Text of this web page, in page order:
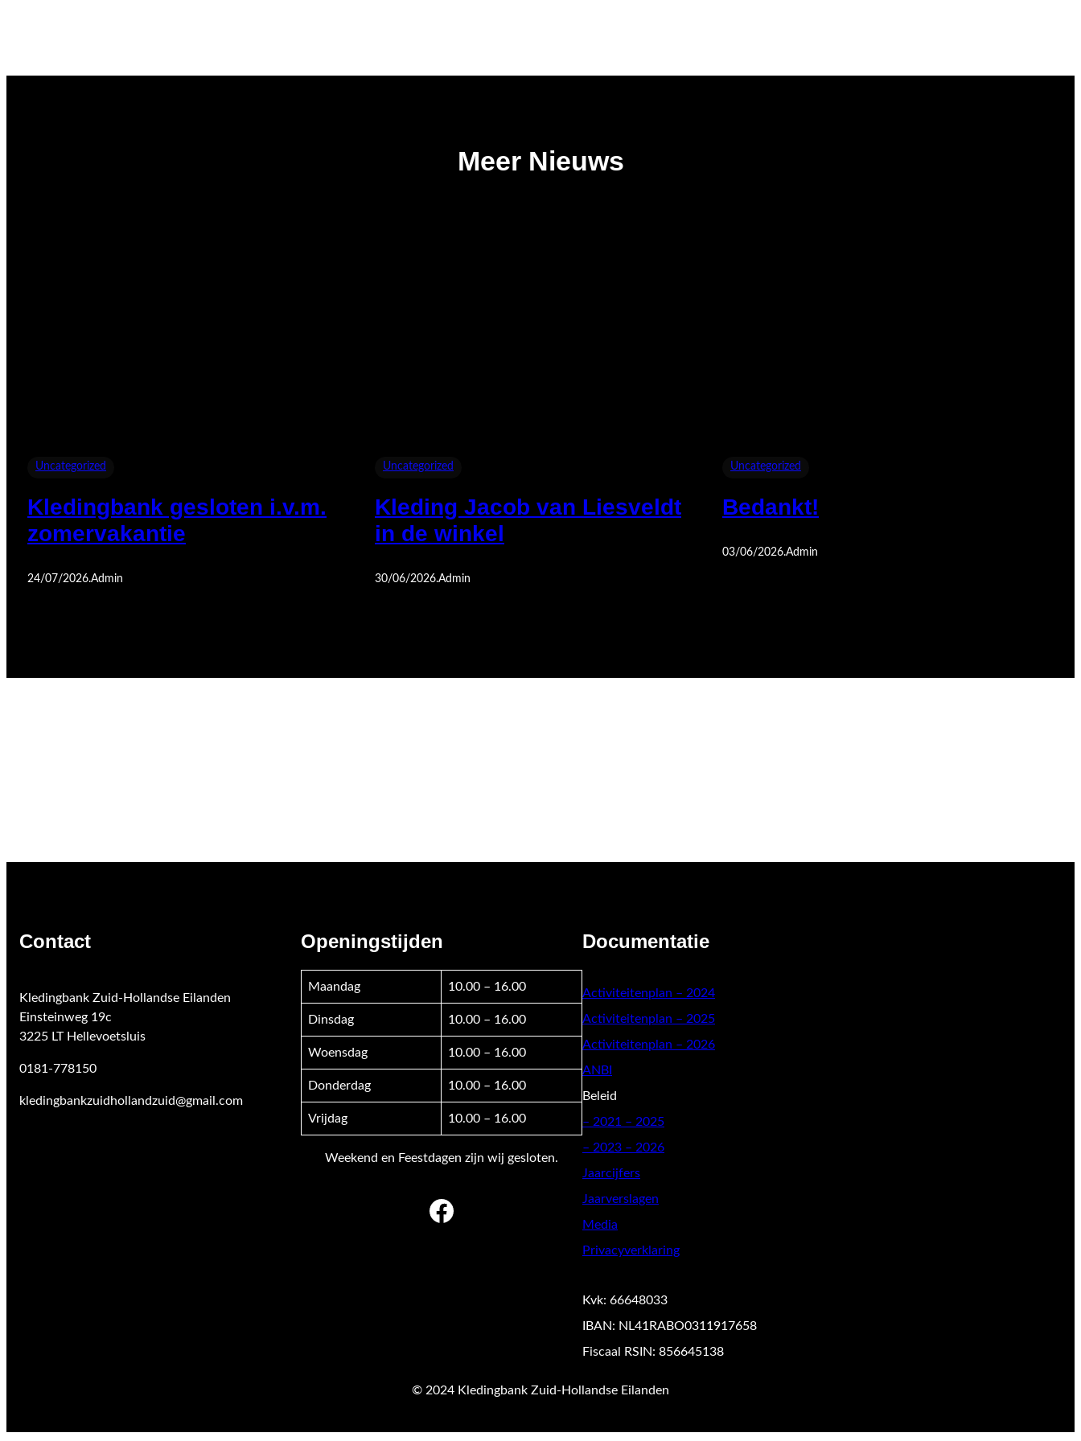
Meer Nieuws
Uncategorized
Kledingbank gesloten i.v.m.
zomervakantie
24/07/2026.Admin
Uncategorized
Kleding Jacob van Liesveldt
in de winkel
30/06/2026.Admin
Uncategorized
Bedankt!
03/06/2026.Admin
Contact
Kledingbank Zuid-Hollandse Eilanden
Einsteinweg 19c
3225 LT Hellevoetsluis
0181-778150
kledingbankzuidhollandzuid@gmail.com
Openingstijden
Maandag 10.00 – 16.00
Dinsdag 10.00 – 16.00
Woensdag 10.00 – 16.00
Donderdag 10.00 – 16.00
Vrijdag 10.00 – 16.00
Weekend en Feestdagen zijn wij gesloten.
Facebook
Documentatie
Activiteitenplan – 2024
Activiteitenplan – 2025
Activiteitenplan – 2026
ANBI
Beleid
– 2021 – 2025
– 2023 – 2026
Jaarcijfers
Jaarverslagen
Media
Privacyverklaring
Kvk: 66648033
IBAN: NL41RABO0311917658
Fiscaal RSIN: 856645138
© 2024 Kledingbank Zuid-Hollandse Eilanden